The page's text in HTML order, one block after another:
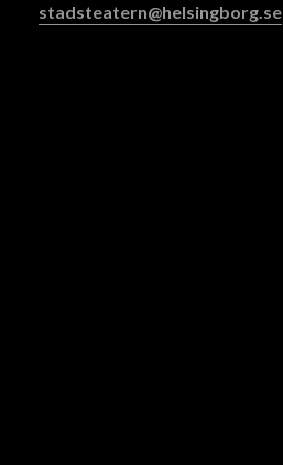
stadsteatern@helsingborg.se